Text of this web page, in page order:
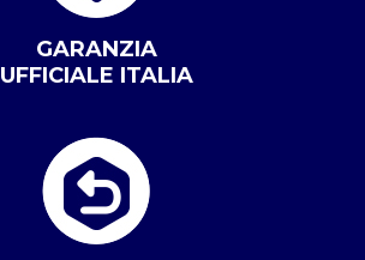
GARANZIA
UFFICIALE ITALIA